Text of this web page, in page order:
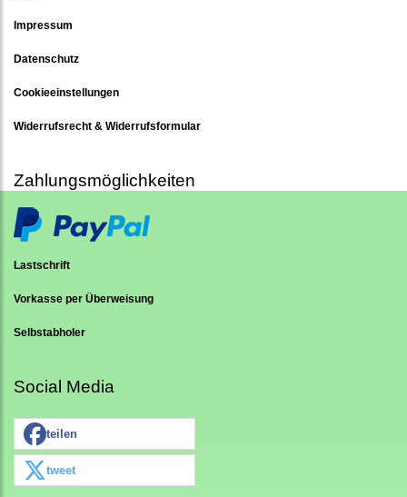
Impressum
Datenschutz
Cookieeinstellungen
Widerrufsrecht & Widerrufsformular
Zahlungsmöglichkeiten
Lastschrift
Vorkasse per Überweisung
Selbstabholer
Social Media
teilen
tweet